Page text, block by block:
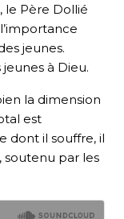
le Père Dollié
jeunes.
jeunes à Dieu.
la dimension
est
dont il souffre, il
soutenu par les